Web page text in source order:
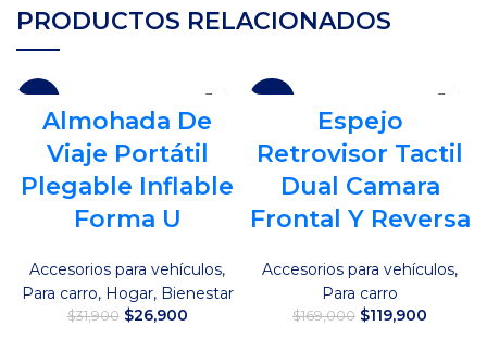
PRODUCTOS RELACIONADOS
-16%
Almohada De
Viaje Portátil
Plegable Inflable
Forma U
Accesorios para vehículos,
Para carro, Hogar, Bienestar
$31,900 El
$26,900El
-29%
Espejo
Retrovisor Tactil
Dual Camara
Frontal Y Reversa
Accesorios para vehículos,
Para carro
$169,000 El
$119,900